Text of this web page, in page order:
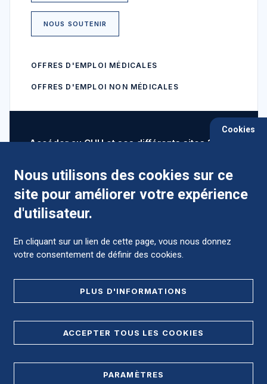
NOUS SOUTENIR
OFFRES D'EMPLOI MÉDICALES
OFFRES D'EMPLOI NON MÉDICALES
Accéder au CHU et ses différents sites ?
Comment préparer mon hospitalisation ?
PLAN DE SITE
Cookies
Nous utilisons des cookies sur ce
site pour améliorer votre expérience
d'utilisateur.
En cliquant sur un lien de cette page, vous nous donnez
votre consentement de définir des cookies.
PLUS D'INFORMATIONS
ACCEPTER TOUS LES COOKIES
PARAMÈTRES